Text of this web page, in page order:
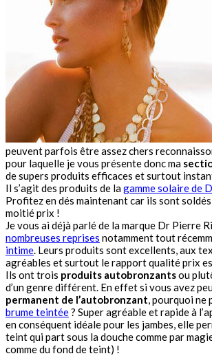
peuvent parfois être assez chers
pour laquelle je vous présente donc ma
de supers produits efficaces et surtout
Il s’agit des produits de lagamme solaire de
Profitez en dés maintenant car ils sont
moitié prix !
Je vous ai déjà parlé de la marque Dr Pierre
nombreuses reprises notamment tout
intime . Leurs produits sont excellents, aux
agréables et surtout le rapport qualité prix
Ils ont trois produits autobronzantsou
d’un genre différent. En effet si vous avez
permanent de l’autobronzant , pourquoi
brume teintée? Super agréable et rapide à
en conséquent idéale pour les jambes, elle
teint qui part sous la douche comme par
comme du fond de teint) !